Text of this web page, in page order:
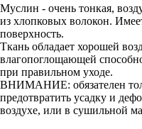
Муслин - очень тонкая,
из хлопковых волокон.
поверхность.
Ткань обладает хорошей
влагопоглощающей
при правильном уходе.
ВНИМАНИЕ: обязателен
предотвратить усадку и
воздухе, или в сушильной